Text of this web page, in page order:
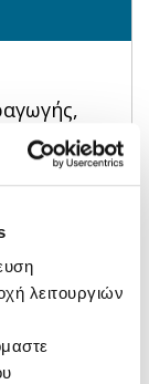
λειτουργιών
ποιότητα